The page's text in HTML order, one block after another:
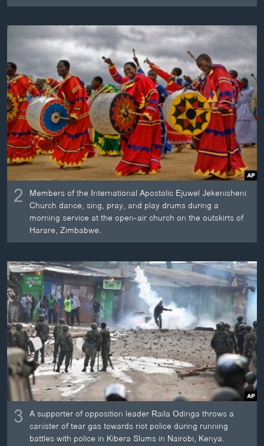
2 Members of the International Apostolic Ejuwel Jekenisheni
Church dance, sing, pray, and play drums during a
morning service at the open-air church on the outskirts of
Harare, Zimbabwe.
3 A supporter of opposition leader Raila Odinga throws a
canister of tear gas towards riot police during running
battles with police in Kibera Slums in Nairobi, Kenya.